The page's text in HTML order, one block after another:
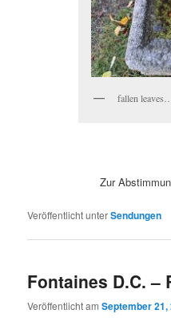
fallen
Zur
Veröffentlicht unterSendungen
Fontaines D.C. –
Veröffentlicht amSeptember 21,